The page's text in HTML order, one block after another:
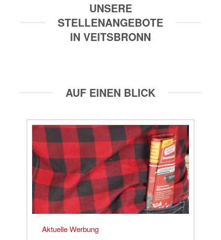
UNSERE
STELLENANGEBOTE
IN VEITSBRONN
AUF EINEN BLICK
Aktuelle Werbung